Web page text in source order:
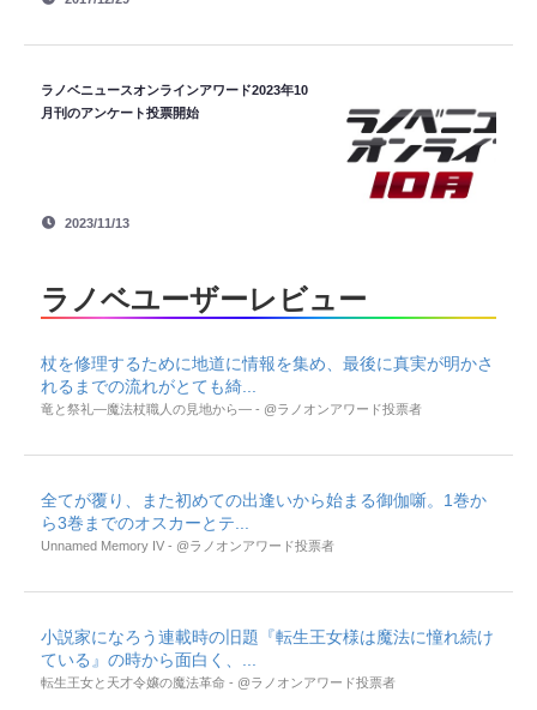
ラノベニュースオンラインアワード2023年10
月刊のアンケート投票開始
2023/11/13
ラノベユーザーレビュー
杖を修理するために地道に情報を集め、最後に真実が明かさ
れるまでの流れがとても綺...
竜と祭礼―魔法杖職人の見地から― - @ラノオンアワード投票者
全てが覆り、また初めての出逢いから始まる御伽噺。1巻か
ら3巻までのオスカーとテ...
Unnamed Memory IV - @ラノオンアワード投票者
小説家になろう連載時の旧題『転生王女様は魔法に憧れ続け
ている』の時から面白く、...
転生王女と天才令嬢の魔法革命 - @ラノオンアワード投票者